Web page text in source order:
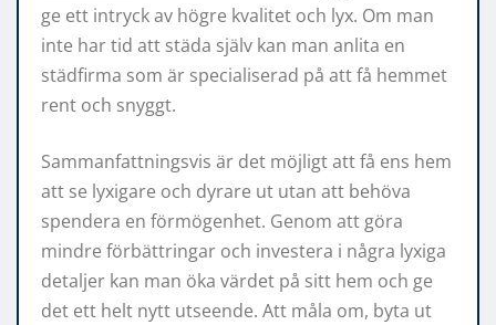
ge ett intryck av högre kvalitet och lyx. Om man
inte har tid att städa själv kan man anlita en
städfirma som är specialiserad på att få hemmet
rent och snyggt.
Sammanfattningsvis är det möjligt att få ens hem
att se lyxigare och dyrare ut utan att behöva
spendera en förmögenhet. Genom att göra
mindre förbättringar och investera i några lyxiga
detaljer kan man öka värdet på sitt hem och ge
det ett helt nytt utseende. Att måla om, byta ut